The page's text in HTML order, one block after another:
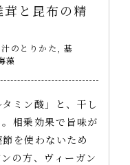
と昆布の精
汁のとりかた
基
藻
ミン酸」と、干し
相乗効果で旨味が
を使わないため
の方、ヴィーガン